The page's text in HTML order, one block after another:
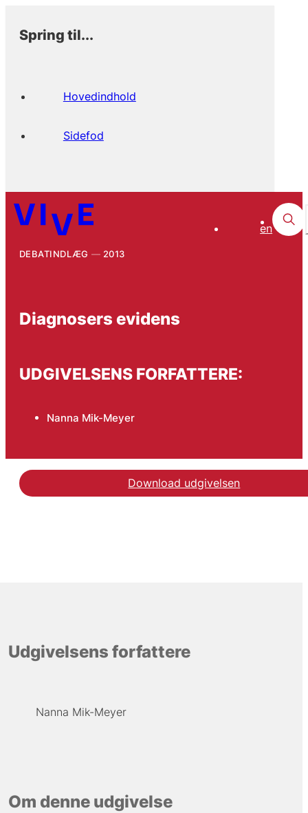
Spring til...
Hovedindhold
Sidefod
en
DEBATINDLÆG 2013
Diagnosers evidens
UDGIVELSENS FORFATTERE:
Nanna Mik-Meyer
Download udgivelsen
Udgivelsens forfattere
Nanna Mik-Meyer
Om denne udgivelse